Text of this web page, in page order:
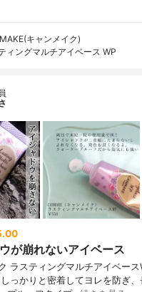
キャンメイク)
ィングマルチアイベース WP
が崩れないアイベース
ラスティングマルチアイベー
っかりと密着してヨレを防ぎ